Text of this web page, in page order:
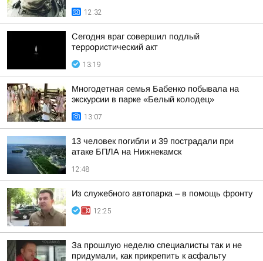
12:32
Сегодня враг совершил подлый
террористический акт
13:19
Многодетная семья Бабенко побывала на
экскурсии в парке «Белый колодец»
13:07
13 человек погибли и 39 пострадали при
атаке БПЛА на Нижнекамск
12:48
Из служебного автопарка – в помощь фронту
12:25
За прошлую неделю специалисты так и не
придумали, как прикрепить к асфальту